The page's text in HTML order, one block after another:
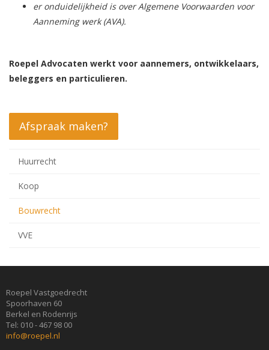
er onduidelijkheid is over Algemene Voorwaarden voor
Aanneming werk (AVA).
Roepel Advocaten werkt voor aannemers, ontwikkelaars,
beleggers en particulieren.
Afspraak maken?
Huurrecht
Koop
Bouwrecht
VVE
Roepel Vastgoedrecht
Spoorhaven 60
Berkel en Rodenrijs
Tel: 010 - 467 98 00
info@roepel.nl